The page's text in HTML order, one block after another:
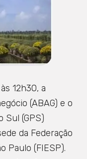
12h30, a
(ABAG) e o
Sul (GPS)
da Federação
Paulo (FIESP).